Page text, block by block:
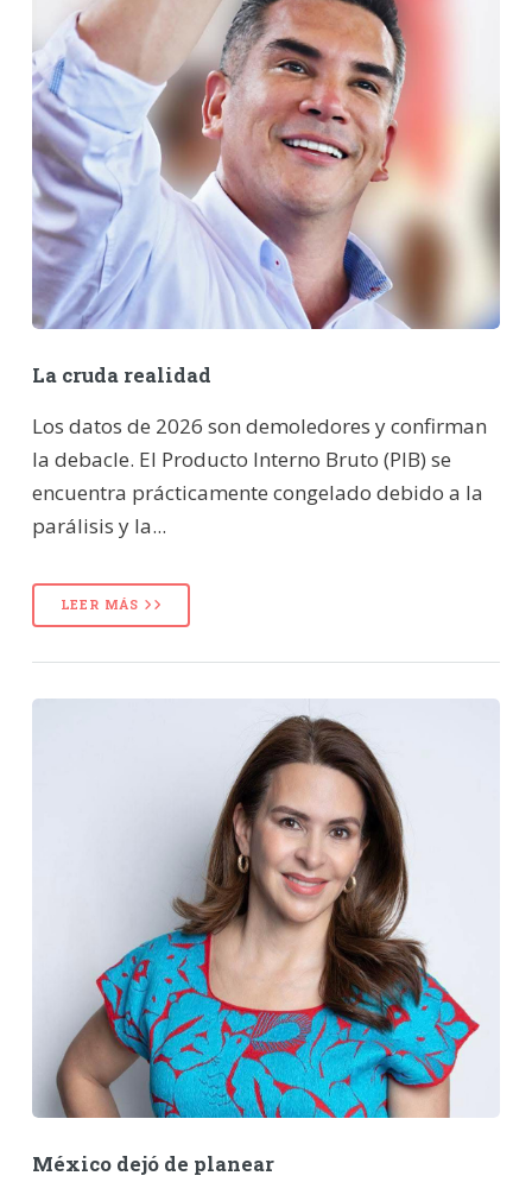
La cruda realidad
Los datos de 2026 son demoledores y confirman
la debacle. El Producto Interno Bruto (PIB) se
encuentra prácticamente congelado debido a la
parálisis y la...
LEER MÁS
México dejó de planear